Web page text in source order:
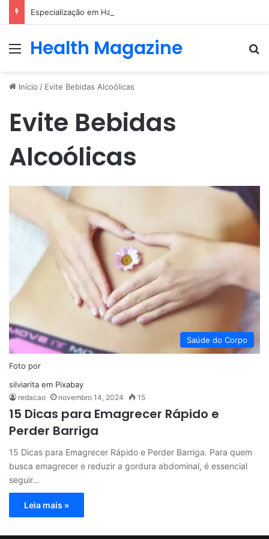
Menu
Health Magazine
Início / Evite Bebidas Alcoólicas
Evite Bebidas
Alcoólicas
Saúde do Corpo
Foto por
silviarita em Pixabay
redacao novembro 14, 2024 15
15 Dicas para Emagrecer Rápido e
Perder Barriga
15 Dicas para Emagrecer Rápido e Perder Barriga. Para quem
busca emagrecer e reduzir a gordura abdominal, é essencial
seguir…
Leia mais »